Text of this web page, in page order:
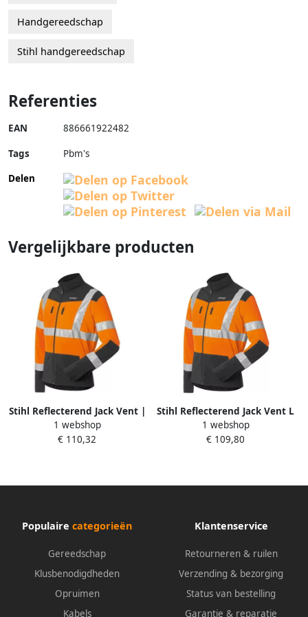
Handgereedschap
Stihl handgereedschap
Referenties
EAN 886661922482
Tags
Pbm's
Delen
Vergelijkbare producten
Stihl Reflecterend Jack Vent |
XS 883260044
1 webshop
€ 110,32
Stihl Reflecterend Jack Vent L
Oranje 883260105
1 webshop
€ 109,80
Populaire categorieën
Gereedschap
Klusbenodigdheden
Opruimen
Kabels
Klantenservice
Retourneren & ruilen
Verzending & bezorging
Status van bestelling
Garantie & reparatie